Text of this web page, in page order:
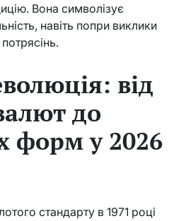
Вона символізує
навіть попри виклики
потрясінь.
від
до
форм у 2026
стандарту в 1971 році